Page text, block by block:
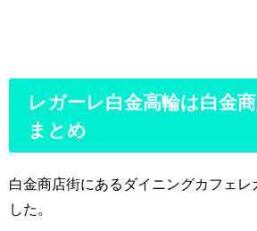
レガーレ白金高輪は白金
まとめ
白金商店街にあるダイニングカフェレ
した。